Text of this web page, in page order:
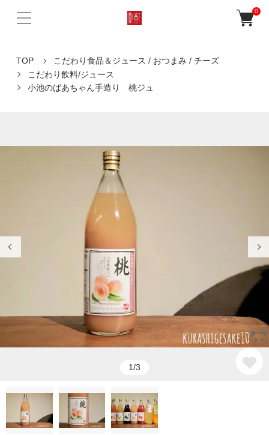
0
TOP
こだわり食品＆ジュース / おつまみ / チーズ
こだわり飲料/ジュース
小池のばあちゃん手造り 桃ジュ
1/3